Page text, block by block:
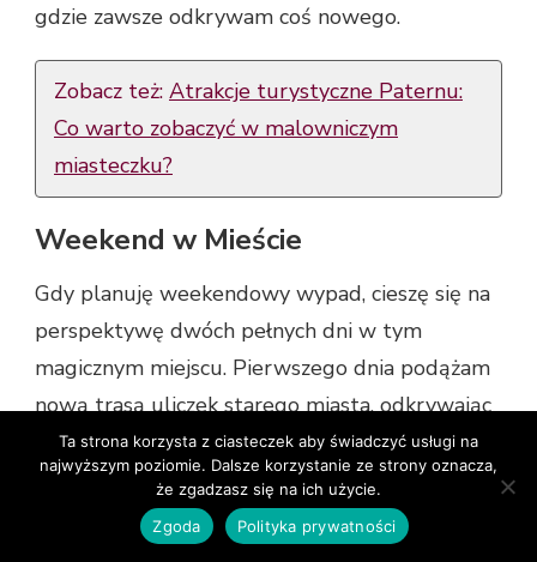
gdzie zawsze odkrywam coś nowego.
Zobacz też: Atrakcje turystyczne Paternu:
Co warto zobaczyć w malowniczym
miasteczku?
Weekend w Mieście
Gdy planuję weekendowy wypad, cieszę się na
perspektywę dwóch pełnych dni w tym
magicznym miejscu. Pierwszego dnia podążam
nową trasą uliczek starego miasta, odkrywając
urokliwe galerie sztuki współczesnej. Pogoda
czasem płata figle, więc mam w zanadrzu
alternatywne plany – lokalne warsztaty
artystyczne, które odbywają się bez względu
Ta strona korzysta z ciasteczek aby świadczyć usługi na
najwyższym poziomie. Dalsze korzystanie ze strony oznacza,
że zgadzasz się na ich użycie.
Zgoda
Polityka prywatności